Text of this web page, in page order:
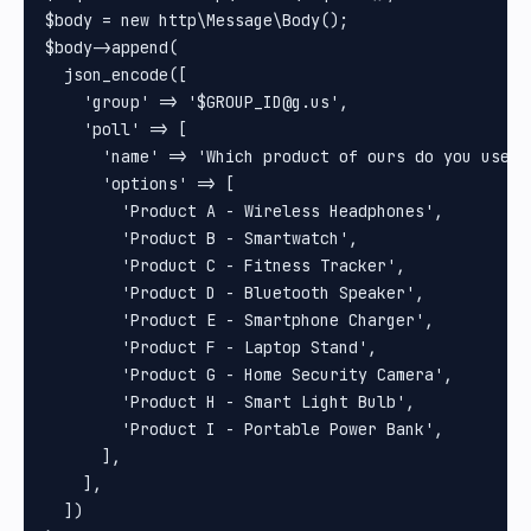
$body = new http\Message\Body();
$body->append(
  json_encode([
    'group' => '$GROUP_ID@g.us',
    'poll' => [
'name' => 'Which product of ours do you use
      'options' => [
        'Product A - Wireless Headphones',
        'Product B - Smartwatch',
        'Product C - Fitness Tracker',
        'Product D - Bluetooth Speaker',
        'Product E - Smartphone Charger',
        'Product F - Laptop Stand',
        'Product G - Home Security Camera',
        'Product H - Smart Light Bulb',
        'Product I - Portable Power Bank',
      ],
    ],
  ])